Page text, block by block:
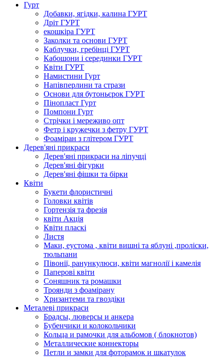
Гурт
Добавки, ягідки, калина ГУРТ
Дріт ГУРТ
екошкіра ГУРТ
Заколки та основи ГУРТ
Каблучки, гребінці ГУРТ
Кабошони і серединки ГУРТ
Квіти ГУРТ
Намистини Гурт
Напівперлини та стрази
Основи для бутоньєрок ГУРТ
Пінопласт Гурт
Помпони Гурт
Стрічки і мереживо опт
Фетр і кружечки з фетру ГУРТ
Фоаміран з глітером ГУРТ
Дерев'яні прикраси
Дерев'яні прикраси на ліпучці
Дерев'яні фігурки
Дерев'яні фішки та бірки
Квіти
Букети флористичні
Головки квітів
Гортензія та фрезія
квіти Акція
Квіти пласкі
Листя
Маки, еустома , квіти вишні та яблуні ,проліски,
тюльпани
Півонії, ранункулюси, квіти магнолії і камелія
Паперові квіти
Соняшник та ромашки
Троянди з фоамірану
Хризантеми та гвоздіки
Металеві прикраси
Брадсы, люверсы и анкера
Бубенчики и колокольчики
Кольца и рамочки для альбомов ( блокнотов)
Металлические коннекторы
Петли и замки для фоторамок и шкатулок